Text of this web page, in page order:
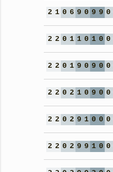
2 1 0 6 9 0 9 9 0
2 2 0 1 1 0 1 0 0
2 2 0 1 9 0 9 0 0
2 2 0 2 1 0 9 0 0
2 2 0 2 9 1 0 0 0
2 2 0 2 9 9 1 0 0